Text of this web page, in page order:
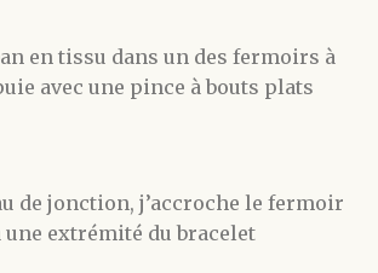
en tissu dans un des fermoirs à
avec une pince à bouts plats
de jonction, j’accroche le fermoir
une extrémité du bracelet